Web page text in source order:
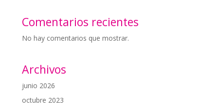
Comentarios recientes
No hay comentarios que mostrar.
Archivos
junio 2026
octubre 2023